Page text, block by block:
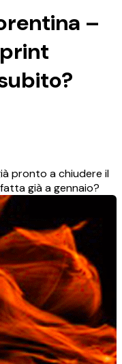
–
pronto a chiudere il
già a gennaio?